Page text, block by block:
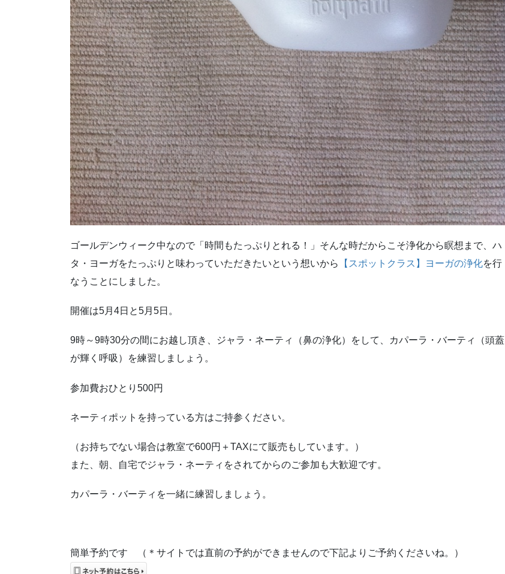
ゴールデンウィーク中なので「時間もたっぷりとれる！」そんな時だからこそ浄化から瞑想まで、ハ
タ・ヨーガをたっぷりと味わっていただきたいという想いから
【スポットクラス】ヨーガの浄化を行
なうことにしました。
開催は5月4日と5月5日。
9時～9時30分の間にお越し頂き、ジャラ・ネーティ（鼻の浄化）をして、カパーラ・バーティ（頭蓋
が輝く呼吸）を練習しましょう。
参加費おひとり500円
ネーティポットを持っている方はご持参ください。
（お持ちでない場合は教室で600円＋TAXにて販売もしています。）
また、朝、自宅でジャラ・ネーティをされてからのご参加も大歓迎です。
カパーラ・バーティを一緒に練習しましょう。
簡単予約です （＊サイトでは直前の予約ができませんので下記よりご予約くださいね。）